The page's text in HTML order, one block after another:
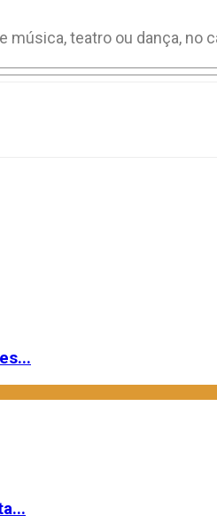
teatro ou dança, no